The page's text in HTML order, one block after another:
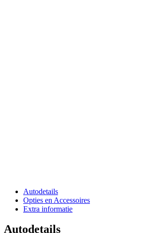
Autodetails
Opties en Accessoires
Extra informatie
Autodetails